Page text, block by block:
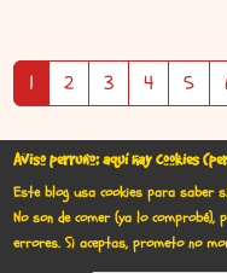
Page
1 Page
2 Page
3 Page
4 Page
5
Aviso perruno: aquí hay cookies
Este blog usa cookies para
No son de comer (ya lo comprobé),
errores. Si aceptas, prometo no